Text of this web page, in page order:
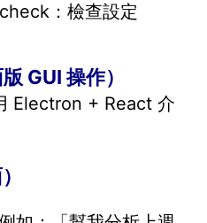
：檢查設定
GUI 操作）
Electron + React 介